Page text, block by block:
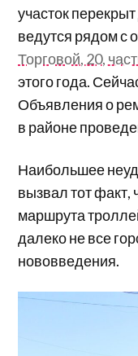
участок
ведутся рядом с
Торговой, 20,
этого года.
Объявления о
в районе
Наибольшее
вызвал тот факт,
маршрута
далеко не все
нововведения.